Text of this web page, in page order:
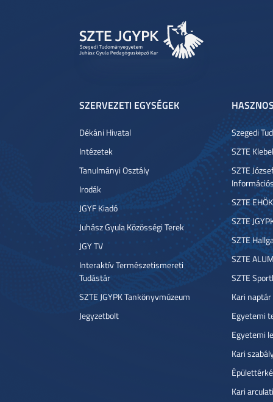
SZERVEZETI EGYSÉGEK
Dékáni Hivatal
Intézetek
Tanulmányi Osztály
Irodák
JGYF Kiadó
Juhász Gyula Közösségi Terek
JGY TV
Interaktív Természetismereti
Tudástár
SZTE JGYPK Tankönyvmúzeum
Jegyzetbolt
Szegedi
SZTE
SZTE
SZTE EHÖK
SZTE
SZTE
SZTE
SZTE
Kari naptár
Egyetemi
Egyetemi
Kari
Kari